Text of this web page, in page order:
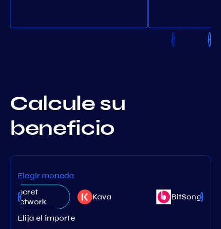
Calcule su
beneficio
Elegir moneda
Secret
Network
Kava BitSong
Elija el importe